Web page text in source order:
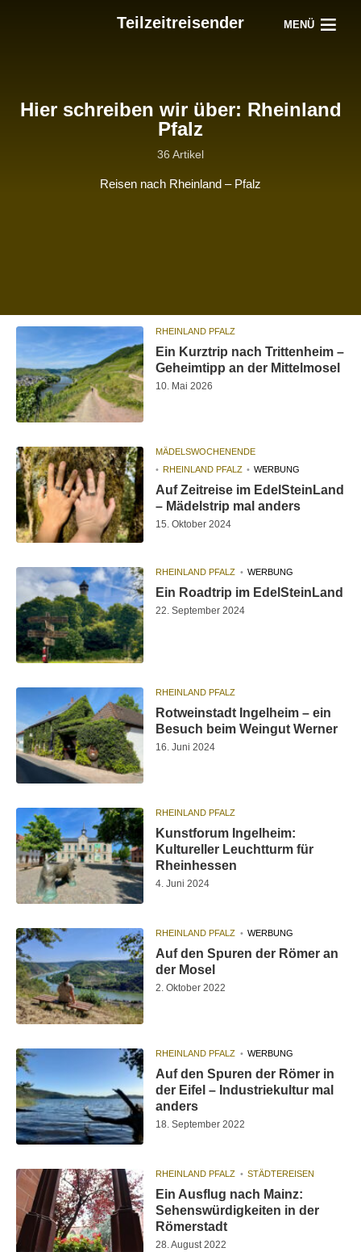
Teilzeitreisender MENÜ
Hier schreiben wir über: Rheinland
Pfalz
36 Artikel
Reisen nach Rheinland – Pfalz
RHEINLAND PFALZ
Ein Kurztrip nach Trittenheim –
Geheimtipp an der Mittelmosel
10. Mai 2026
MÄDELSWOCHENENDE
RHEINLAND PFALZ
WERBUNG
Auf Zeitreise im EdelSteinLand
– Mädelstrip mal anders
15. Oktober 2024
RHEINLAND PFALZ WERBUNG
Ein Roadtrip im EdelSteinLand
22. September 2024
RHEINLAND PFALZ
Rotweinstadt Ingelheim – ein
Besuch beim Weingut Werner
16. Juni 2024
RHEINLAND PFALZ
Kunstforum Ingelheim:
Kultureller Leuchtturm für
Rheinhessen
4. Juni 2024
RHEINLAND PFALZ WERBUNG
Auf den Spuren der Römer an
der Mosel
2. Oktober 2022
RHEINLAND PFALZ WERBUNG
Auf den Spuren der Römer in
der Eifel – Industriekultur mal
anders
18. September 2022
RHEINLAND PFALZ STÄDTEREISEN
Ein Ausflug nach Mainz:
Sehenswürdigkeiten in der
Römerstadt
28. August 2022